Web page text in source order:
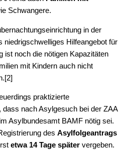
Schwangere.
in der
niedrigschwelliges Hilfeangebot für
ist noch die nötigen Kapazitäten
mit Kindern auch nicht
praktizierte
dass nach Asylgesuch bei der ZAA
Asylbundesamt BAMF nötig sei.
des Asylfolgeantrags
etwa 14 Tage später vergeben.